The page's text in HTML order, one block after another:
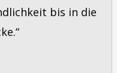
bis in die